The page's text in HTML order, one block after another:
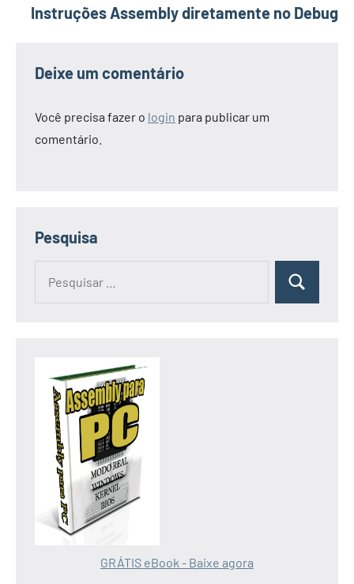
Instruções Assembly diretamente no Debug
Deixe um comentário
Você precisa fazer o login para publicar um
comentário.
Pesquisa
Pesquisa
GRÁTIS eBook - Baixe agora